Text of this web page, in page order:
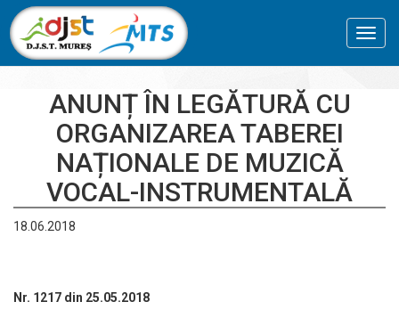
ANUNȚ ÎN LEGĂTURĂ CU
ORGANIZAREA TABEREI
NAȚIONALE DE MUZICĂ
VOCAL-INSTRUMENTALĂ
18.06.2018
Nr. 1217 din 25.05.2018